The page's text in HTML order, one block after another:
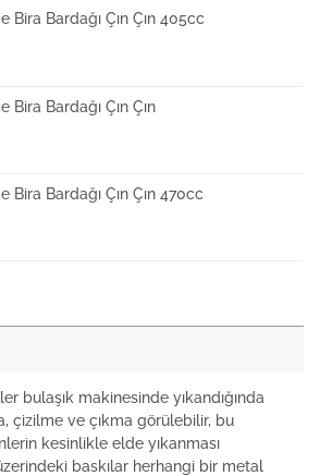
Bira Bardağı Çın Çın 405cc
Bira Bardağı Çın Çın
Bira Bardağı Çın Çın 470cc
Ayaklı Bardak Çın Çın
bulaşık makinesinde yıkandığında
çizilme ve çıkma görülebilir, bu
kesinlikle elde yıkanması
baskılar herhangi bir metal